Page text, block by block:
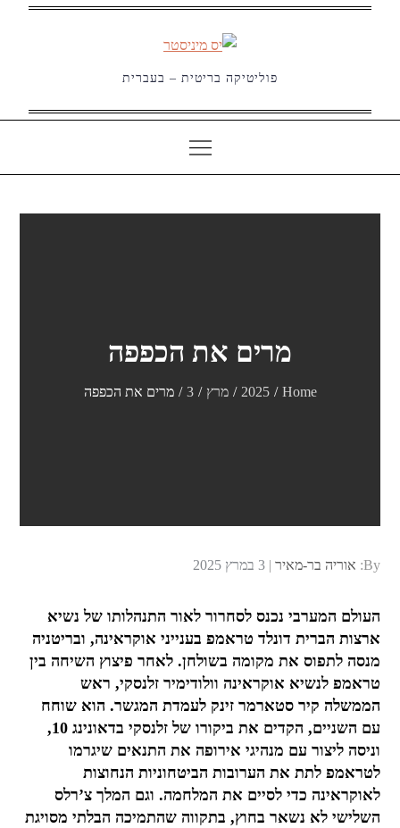
פוליטיקה בריטית – בעברית
מרים את הכפפה
Home
2025 מרץ 3 מרים את הכפפה
By: אוריה בר-מאיר
Posted
3 במרץ 2025
העולם המערבי נכנס לסחרור לאור התנהלותו של נשיא
ארצות הברית דונלד טראמפ בענייני אוקראינה, ובריטניה
מנסה לתפוס את מקומה בשולחן. לאחר פיצוץ השיחה בין
טראמפ לנשיא אוקראינה וולודימיר זלנסקי, ראש
הממשלה קיר סטארמר זינק לעמדת המגשר. הוא שוחח
עם השניים, הקדים את ביקורו של זלנסקי בדאונינג 10,
וניסה ליצור עם מנהיגי אירופה את התנאים שיגרמו
לטראמפ לתת את הערובות הביטחוניות הנחוצות
לאוקראינה כדי לסיים את המלחמה. וגם המלך צ’רלס
השלישי לא נשאר בחוץ, בתקווה שהתמיכה הבלתי מסויגת